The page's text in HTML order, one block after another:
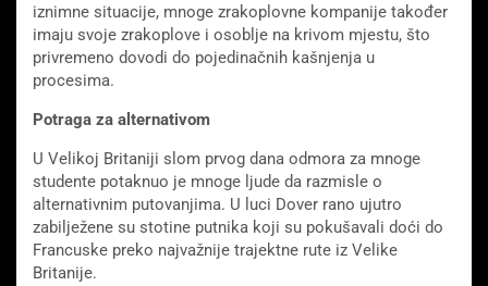
iznimne situacije, mnoge zrakoplovne kompanije također
imaju svoje zrakoplove i osoblje na krivom mjestu, što
privremeno dovodi do pojedinačnih kašnjenja u
procesima.
Potraga za alternativom
U Velikoj Britaniji slom prvog dana odmora za mnoge
studente potaknuo je mnoge ljude da razmisle o
alternativnim putovanjima. U luci Dover rano ujutro
zabilježene su stotine putnika koji su pokušavali doći do
Francuske preko najvažnije trajektne rute iz Velike
Britanije.